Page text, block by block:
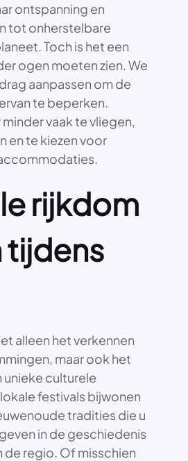
ontspanning en
tot onherstelbare
Toch is het een
ogen moeten zien. We
aanpassen om de
te beperken.
vaak te vliegen,
en te kiezen voor
rijkdom
tijdens
alleen het verkennen
maar ook het
culturele
festivals bijwonen
tradities die u
in de geschiedenis
de regio. Of misschien